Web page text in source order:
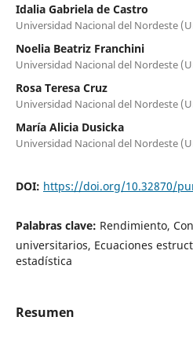
Idalia Gabriela de Castro
Universidad Nacional del Nordeste
Noelia Beatriz Franchini
Universidad Nacional del Nordeste
Rosa Teresa Cruz
Universidad Nacional del Nordeste
María Alicia Dusicka
Universidad Nacional del Nordeste
DOI: https://doi.org/10.32870/
Palabras clave: Rendimiento,
universitarios, Ecuaciones
estadística
Resumen